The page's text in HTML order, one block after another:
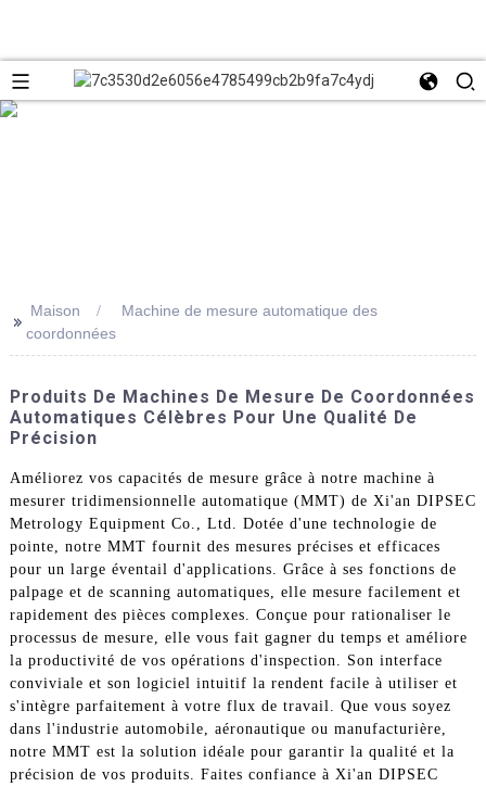
>> Maison
Machine de mesure automatique des
coordonnées
Produits De Machines De Mesure De Coordonnées
Automatiques Célèbres Pour Une Qualité De
Précision
Améliorez vos capacités de mesure grâce à notre machine à
mesurer tridimensionnelle automatique (MMT) de Xi'an DIPSEC
Metrology Equipment Co., Ltd. Dotée d'une technologie de
pointe, notre MMT fournit des mesures précises et efficaces
pour un large éventail d'applications. Grâce à ses fonctions de
palpage et de scanning automatiques, elle mesure facilement et
rapidement des pièces complexes. Conçue pour rationaliser le
processus de mesure, elle vous fait gagner du temps et améliore
la productivité de vos opérations d'inspection. Son interface
conviviale et son logiciel intuitif la rendent facile à utiliser et
s'intègre parfaitement à votre flux de travail. Que vous soyez
dans l'industrie automobile, aéronautique ou manufacturière,
notre MMT est la solution idéale pour garantir la qualité et la
précision de vos produits. Faites confiance à Xi'an DIPSEC